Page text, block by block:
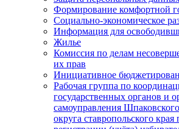
Формирование комфортной
Социально-экономическое
Информация для
Жилье
Комиссия по делам
их прав
Инициативное
Рабочая группа по
государственных органов и
самоуправления
округа ставропольского